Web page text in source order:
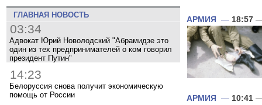
ГЛАВНАЯ НОВОСТЬ
03:34
Адвокат Юрий Новолодский "Абрамидзе это
один из тех предпринимателей о ком говорил
президент Путин"
14:23
Белоруссия снова получит экономическую
помощь от России
АРМИЯ — 18:57 —
АРМИЯ — 10:41 —